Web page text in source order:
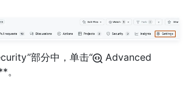
部分中，单击“
Advanced